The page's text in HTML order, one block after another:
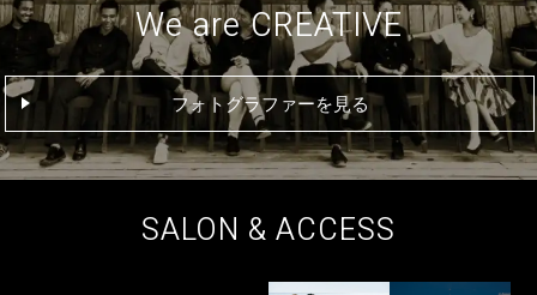
We are CREATIVE
フォトグラファーを見る
SALON & ACCESS